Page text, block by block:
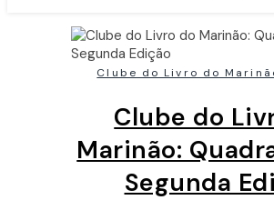
Clube do Livro do
Clube do
Marinão:
Segunda